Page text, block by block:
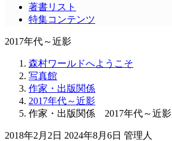
著書リスト
特集コンテンツ
2017年代～近影
森村ワールドへようこそ
写真館
作家・出版関係
2017年代～近影
作家・出版関係 2017年代～近影
2018年2月2日 2024年8月6日 管理人